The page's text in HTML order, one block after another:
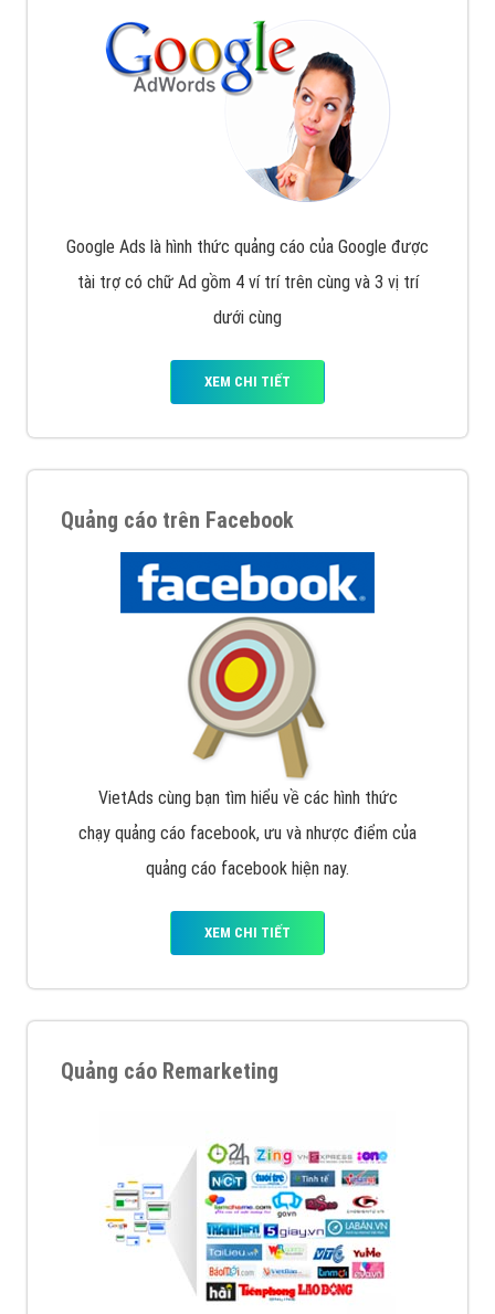
Google Ads là hình thức quảng cáo của Google được
tài trợ có chữ Ad gồm 4 ví trí trên cùng và 3 vị trí
dưới cùng
XEM CHI TIẾT
Quảng cáo trên Facebook
VietAds cùng bạn tìm hiểu về các hình thức
chạy quảng cáo facebook, ưu và nhược điểm của
quảng cáo facebook hiện nay.
XEM CHI TIẾT
Quảng cáo Remarketing